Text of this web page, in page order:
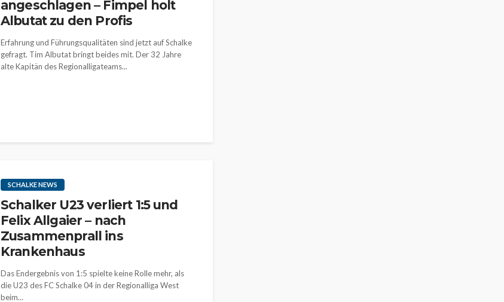
angeschlagen – Fimpel holt
Albutat zu den Profis
Erfahrung und Führungsqualitäten sind jetzt auf Schalke
gefragt. Tim Albutat bringt beides mit. Der 32 Jahre
alte Kapitän des Regionalligateams...
SCHALKE NEWS
Schalker U23 verliert 1:5 und
Felix Allgaier – nach
Zusammenprall ins
Krankenhaus
Das Endergebnis von 1:5 spielte keine Rolle mehr, als
die U23 des FC Schalke 04 in der Regionalliga West
beim...